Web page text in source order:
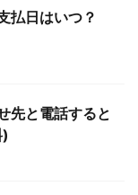
払日はいつ？
先と電話すると